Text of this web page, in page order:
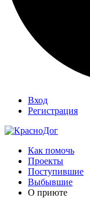
Вход
Регистрация
Как помочь
Проекты
Поступившие
Выбывшие
О приюте